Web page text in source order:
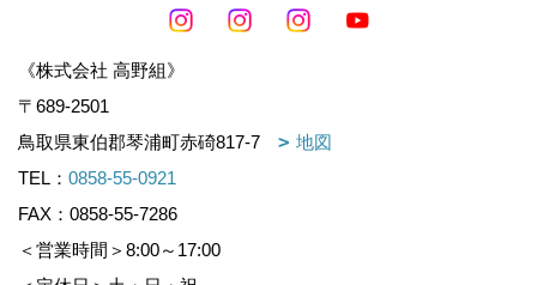
《株式会社 高野組》
〒689-2501
鳥取県東伯郡琴浦町赤碕817-7
地図
TEL： 0858-55-0921
FAX：0858-55-7286
＜営業時間＞8:00～17:00